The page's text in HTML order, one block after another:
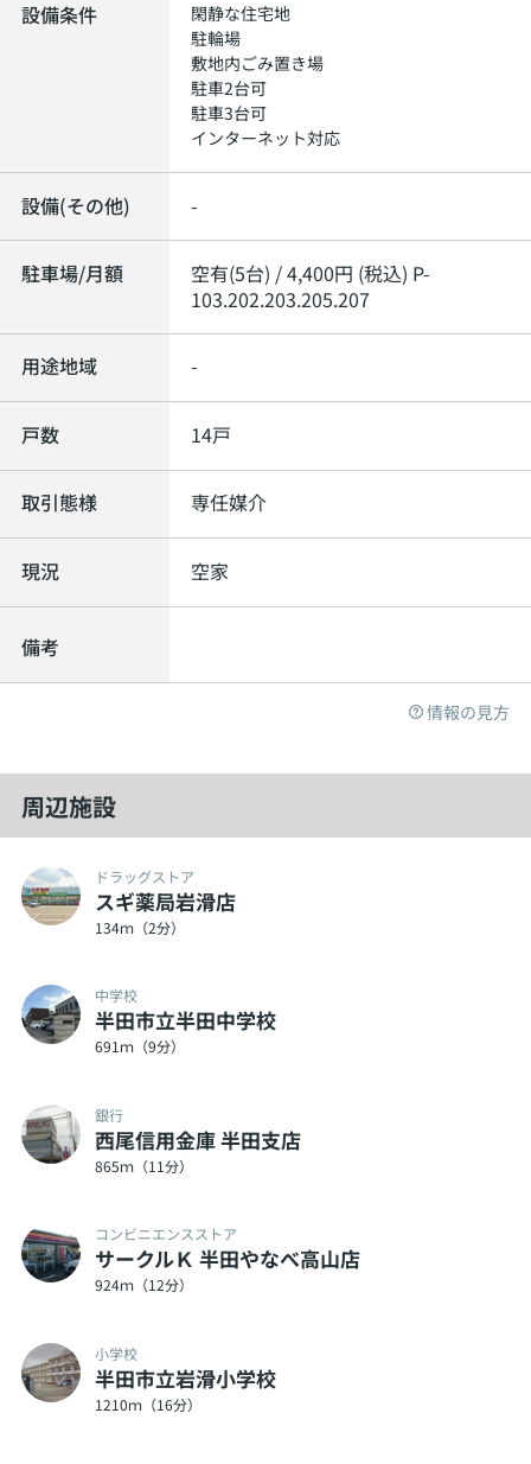
設備条件
閑静な住宅地
駐輪場
敷地内ごみ置き場
駐車2台可
駐車3台可
インターネット対応
設備(その他) -
駐車場/月額
空有(5台) / 4,400円 (税込) P-
103.202.203.205.207
用途地域 -
戸数 14戸
取引態様 専任媒介
現況 空家
備考
情報の見方
周辺施設
ドラッグストア
スギ薬局岩滑店
134ｍ（2分）
中学校
半田市立半田中学校
691ｍ（9分）
銀行
西尾信用金庫 半田支店
865ｍ（11分）
コンビニエンスストア
サークルＫ 半田やなべ高山店
924ｍ（12分）
小学校
半田市立岩滑小学校
1210ｍ（16分）